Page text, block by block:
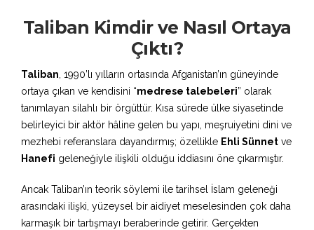
Taliban Kimdir ve Nasıl Ortaya
Çıktı?
Taliban , 1990’lı yılların ortasında Afganistan’ın güneyinde
ortaya çıkan ve kendisini “medrese talebeleri” olarak
tanımlayan silahlı bir örgüttür. Kısa sürede ülke siyasetinde
belirleyici bir aktör hâline gelen bu yapı, meşruiyetini dini ve
mezhebi referanslara dayandırmış; özellikle Ehli Sünnet ve
Hanefi geleneğiyle ilişkili olduğu iddiasını öne çıkarmıştır.
Ancak Taliban’ın teorik söylemi ile tarihsel İslam geleneği
arasındaki ilişki, yüzeysel bir aidiyet meselesinden çok daha
karmaşık bir tartışmayı beraberinde getirir. Gerçekten